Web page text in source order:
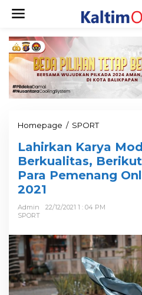
Homepage / SPORT
Lahirkan Karya
Berkualitas,
Para Pemenang
2021
Admin
22/12/2021 1 : 04 PM
SPORT